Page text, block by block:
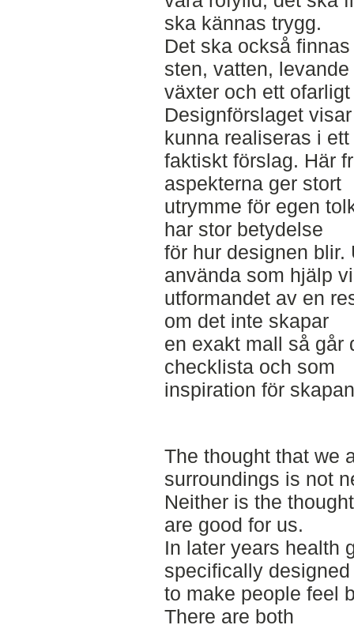
ska kännas trygg.
Det ska också
sten, vatten, levande
växter och ett
Designförslaget
kunna realiseras i ett
faktiskt förslag. Här
aspekterna ger stort
utrymme för egen
har stor betydelse
för hur designen blir.
använda som hjälp
utformandet av en
om det inte skapar
en exakt mall så går
checklista och som
inspiration för
The thought that we
surroundings is not
Neither is the
are good for us.
In later years health
specifically designed
to make people feel
There are both